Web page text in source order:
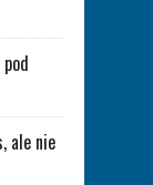
ale nie